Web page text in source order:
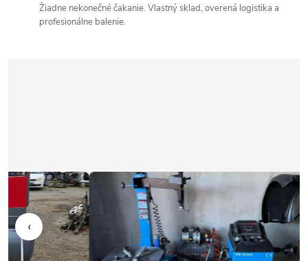
Žiadne nekonečné čakanie. Vlastný sklad, overená logistika a
profesionálne balenie.
‹